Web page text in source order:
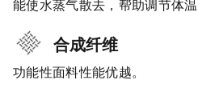
能使水蒸气散去，帮助调节体温
合成纤维
功能性面料性能优越。